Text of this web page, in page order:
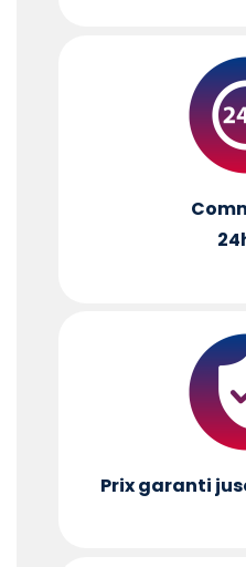
Prix garanti